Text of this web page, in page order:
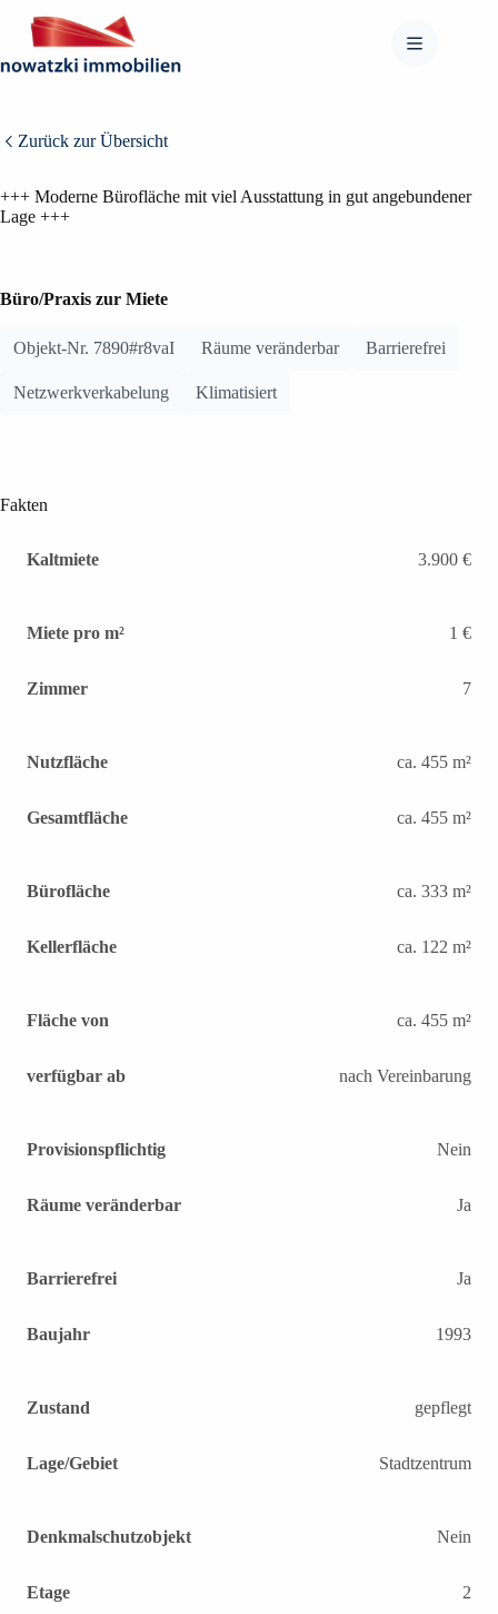
Inhalt
springen
Zurück zur Übersicht
+++ Moderne Bürofläche mit viel Ausstattung in gut angebundener
Lage +++
BILDER ANZEIGEN (15)
GRUNDRISSE ANZEIGEN (2)
Büro/Praxis zur Miete
Objekt-Nr. 7890#r8vaI Räume veränderbar Barrierefrei
Netzwerkverkabelung Klimatisiert
Fakten
Kaltmiete 3.900 €
Miete pro m² 1 €
Zimmer 7
Nutzfläche ca. 455 m²
Gesamtfläche ca. 455 m²
Bürofläche ca. 333 m²
Kellerfläche ca. 122 m²
Fläche von ca. 455 m²
verfügbar ab nach Vereinbarung
Provisionspflichtig Nein
Räume veränderbar Ja
Barrierefrei Ja
Baujahr 1993
Zustand gepflegt
Lage/Gebiet Stadtzentrum
Denkmalschutzobjekt Nein
Etage 2